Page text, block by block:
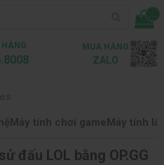
...
HÀNG MUA HÀNG
ZALO
Máy tính chơi gameMáy tính
đấu LOL bằng OP.GG